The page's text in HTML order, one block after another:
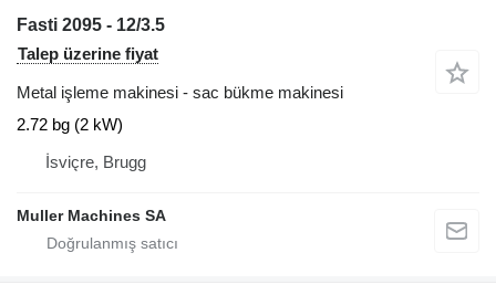
Fasti 2095 - 12/3.5
Talep üzerine fiyat
Metal işleme makinesi - sac bükme makinesi
2.72 bg (2 kW)
İsviçre, Brugg
Muller Machines SA